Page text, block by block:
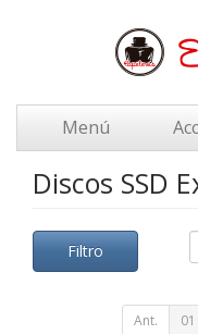
Menú
Discos SSD
Filtro
Ant. 01